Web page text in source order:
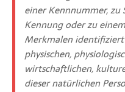
einer Kennnummer,
Kennung oder zu
Merkmalen
physischen,
wirtschaftlichen,
dieser natürlichen